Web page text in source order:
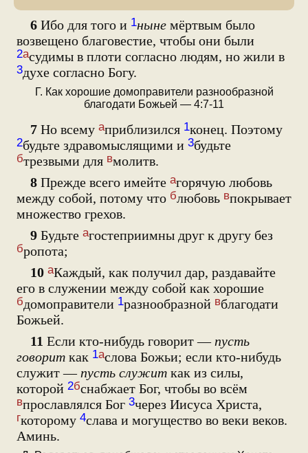
6 Ибо для того и 1ныне мёртвым было
возвещено благовестие, чтобы они были
2асудимы в плоти согласно людям, но жили в
3духе согласно Богу.
Г. Как хорошие домоправители разнообразной
благодати Божьей — 4:7-11
7 Но всему априблизился 1конец. Поэтому
2будьте здравомыслящими и 3будьте
бтрезвыми для вмолитв.
8 Прежде всего имейте агорячую любовь
между собой, потому что блюбовь впокрывает
множество грехов.
9 Будьте агостеприимны друг к другу без
бропота;
10 аКаждый, как получил дар, раздавайте
его в служении между собой как хорошие
бдомоправители 1разнообразной вблагодати
Божьей.
11 Если кто-нибудь говорит — пусть
говорит как 1аслова Божьи; если кто-нибудь
служит — пусть служит как из силы,
которой 2бснабжает Бог, чтобы во всём
впрославлялся Бог 3через Иисуса Христа,
гкоторому 4слава и могущество во веки веков.
Аминь.